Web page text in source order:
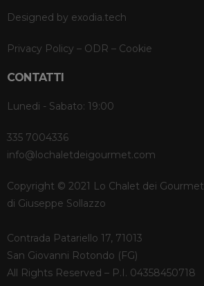
Designed by exodia.tech
Privacy Policy – ODR – Cookie
CONTATTI
Lunedi - Sabato: 19:00
335 7004336
info@lochaletdeigourmet.com
Copyright © 2021 Lo Chalet dei Gourmet
di Giuseppe Sollazzo
Contrada Patariello 17, 71013
San Giovanni Rotondo (FG)
All Rights Reserved – P.I. 04358450718